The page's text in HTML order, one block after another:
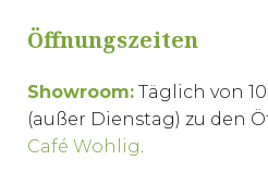
Öffnungszeiten
Showroom: Täglich von
(außer Dienstag) zu den
Café Wohlig.